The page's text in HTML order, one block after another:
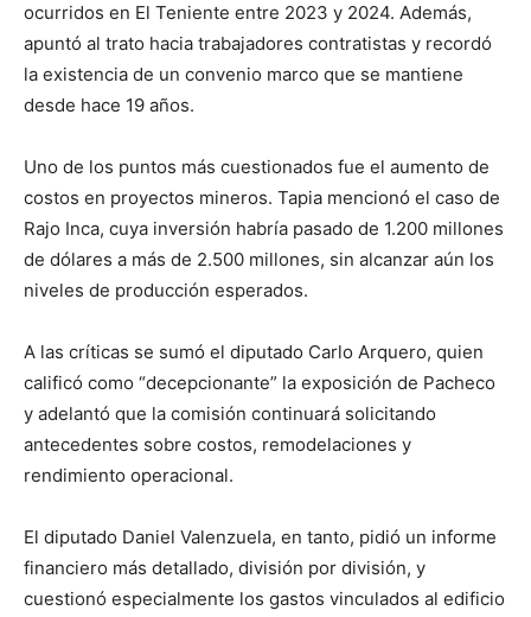
ocurridos en El Teniente entre 2023 y 2024. Además,
apuntó al trato hacia trabajadores contratistas y recordó
la existencia de un convenio marco que se mantiene
desde hace 19 años.
Uno de los puntos más cuestionados fue el aumento de
costos en proyectos mineros. Tapia mencionó el caso de
Rajo Inca, cuya inversión habría pasado de 1.200 millones
de dólares a más de 2.500 millones, sin alcanzar aún los
niveles de producción esperados.
A las críticas se sumó el diputado Carlo Arquero, quien
calificó como “decepcionante” la exposición de Pacheco
y adelantó que la comisión continuará solicitando
antecedentes sobre costos, remodelaciones y
rendimiento operacional.
El diputado Daniel Valenzuela, en tanto, pidió un informe
financiero más detallado, división por división, y
cuestionó especialmente los gastos vinculados al edificio